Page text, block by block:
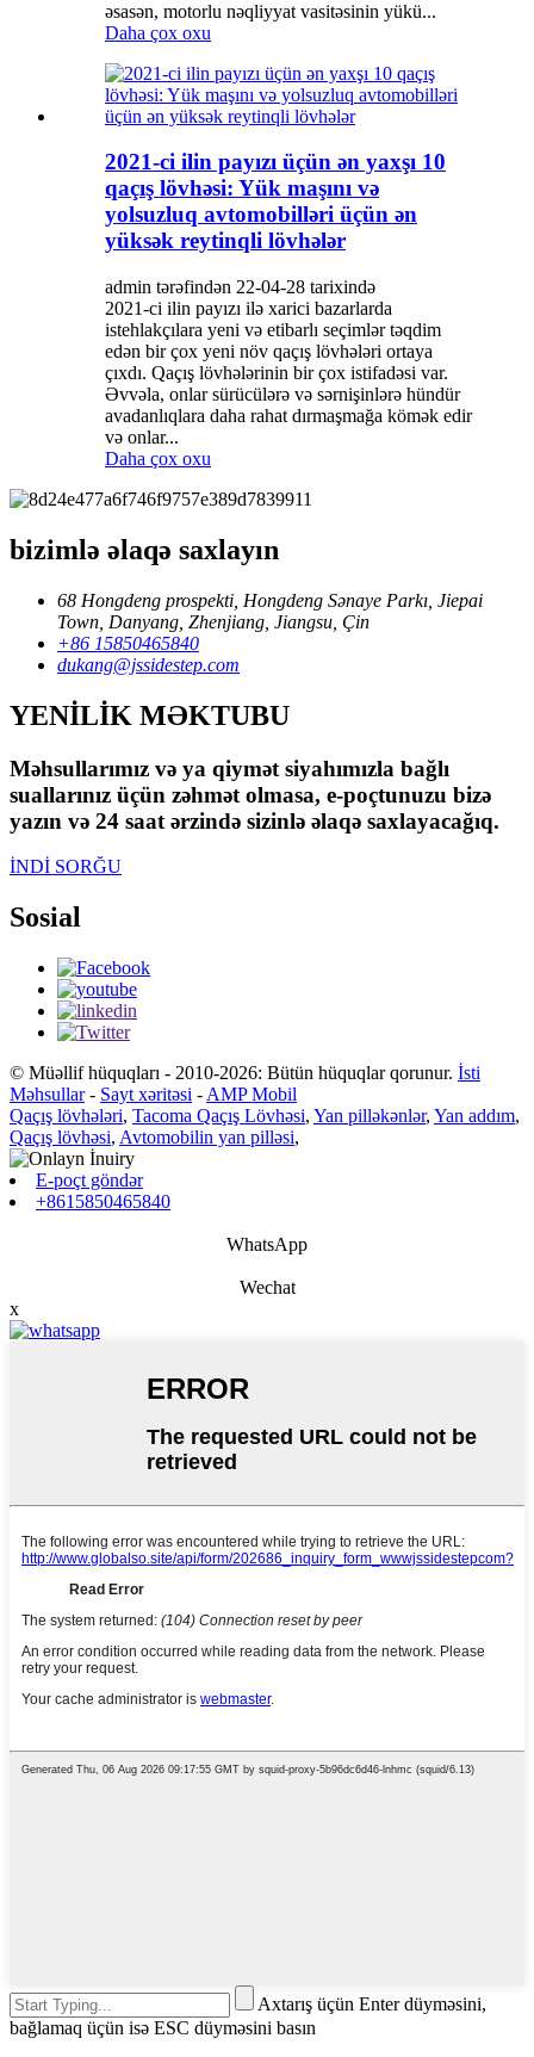
əsasən, motorlu nəqliyyat vasitəsinin yükü...
Daha çox oxu
2021-ci ilin payızı üçün ən yaxşı 10
qaçış lövhəsi: Yük maşını və
yolsuzluq avtomobilləri üçün ən
yüksək reytinqli lövhələr
admin tərəfindən 22-04-28 tarixində
2021-ci ilin payızı ilə xarici bazarlarda
istehlakçılara yeni və etibarlı seçimlər təqdim
edən bir çox yeni növ qaçış lövhələri ortaya
çıxdı. Qaçış lövhələrinin bir çox istifadəsi var.
Əvvəla, onlar sürücülərə və sərnişinlərə hündür
avadanlıqlara daha rahat dırmaşmağa kömək edir
və onlar...
Daha çox oxu
bizimlə əlaqə saxlayın
68 Hongdeng prospekti, Hongdeng Sənaye Parkı, Jiepai
Town, Danyang, Zhenjiang, Jiangsu, Çin
+86 15850465840
dukang@jssidestep.com
YENİLİK MƏKTUBU
Məhsullarımız və ya qiymət siyahımızla bağlı
suallarınız üçün zəhmət olmasa, e-poçtunuzu bizə
yazın və 24 saat ərzində sizinlə əlaqə saxlayacağıq.
İNDİ SORĞU
Sosial
© Müəllif hüquqları - 2010-2026: Bütün hüquqlar qorunur. İsti
Məhsullar- Sayt xəritəsi - AMP Mobil
Qaçış lövhələri, Tacoma Qaçış Lövhəsi, Yan pilləkənlər, Yan addım,
Qaçış lövhəsi, Avtomobilin yan pilləsi,
E-poçt göndər
+8615850465840
WhatsApp
Wechat
x
Axtarış üçün Enter düyməsini,
bağlamaq üçün isə ESC düyməsini basın